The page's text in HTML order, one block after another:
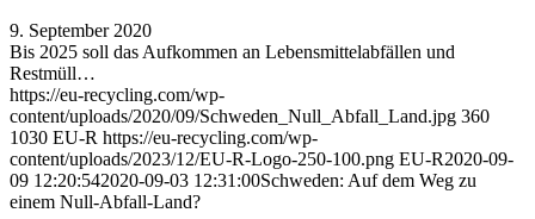
9. September 2020
Bis 2025 soll das Aufkommen an Lebensmittelabfällen und
Restmüll…
https://eu-recycling.com/wp-
content/uploads/2020/09/Schweden_Null_Abfall_Land.jpg 360
1030 EU-R https://eu-recycling.com/wp-
content/uploads/2023/12/EU-R-Logo-250-100.png EU-R2020-09-
09 12:20:542020-09-03 12:31:00Schweden: Auf dem Weg zu
einem Null-Abfall-Land?